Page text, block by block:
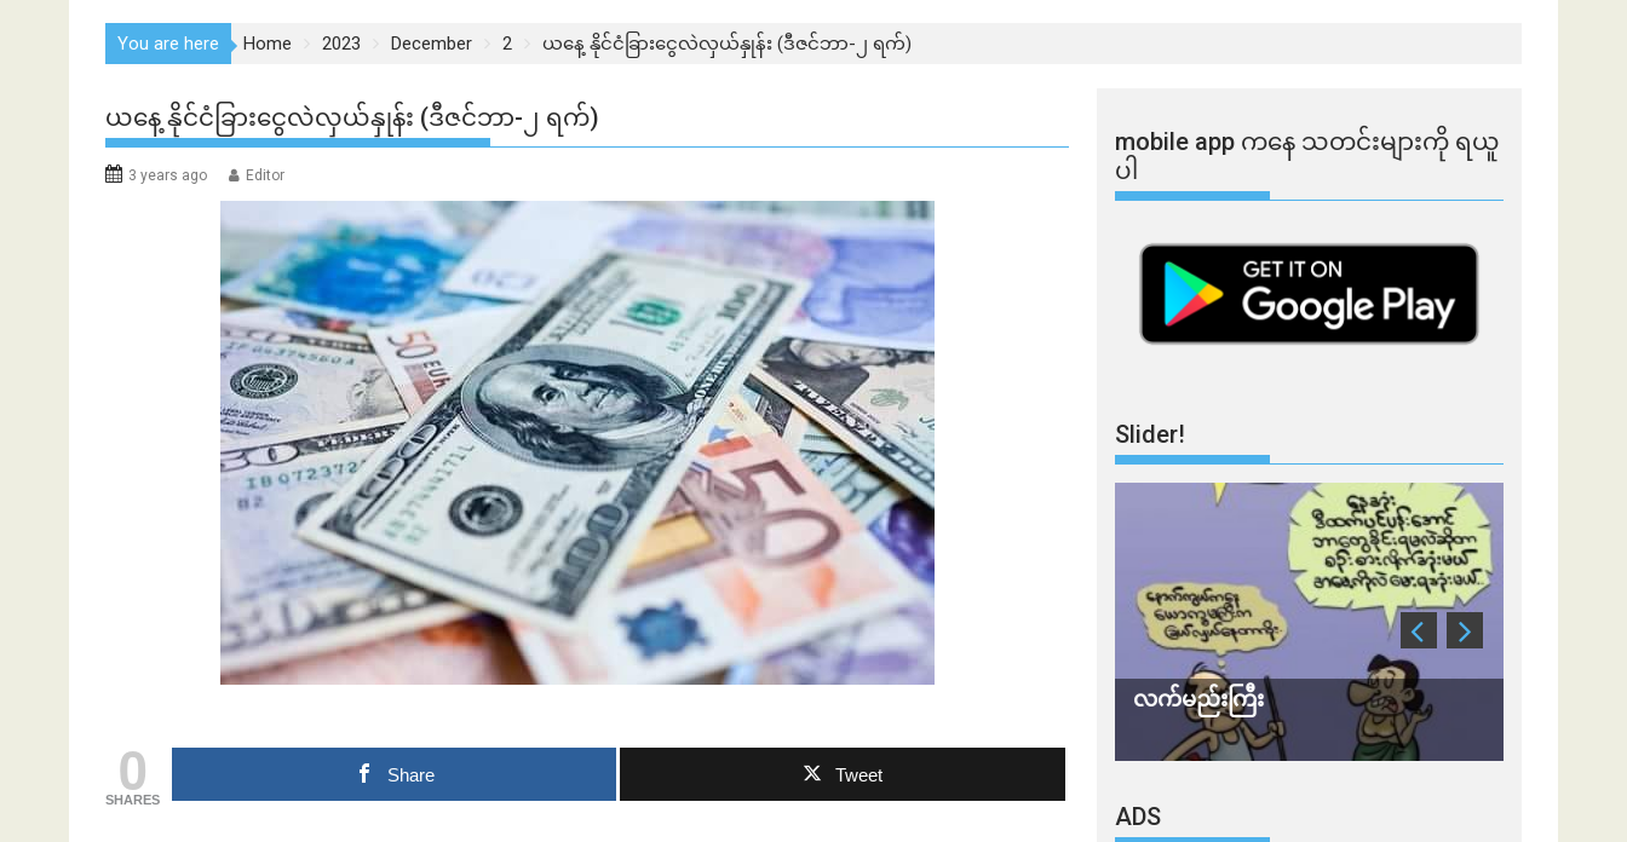
You are here Home 2023 December 2 ယနေ့ နိုင်ငံခြားငွေလဲလှယ်နှုန်း (ဒီဇင်ဘာ-၂ ရက်)
ယနေ့ နိုင်ငံခြားငွေလဲလှယ်နှုန်း (ဒီဇင်ဘာ-၂ ရက်)
3 years ago Editor
0
SHARES
Share Tweet
mobile app ​​ကနေ ​​သတင်းများကို ရယူ
ပါ
Slider!
လက်မည်းကြီး
ADS